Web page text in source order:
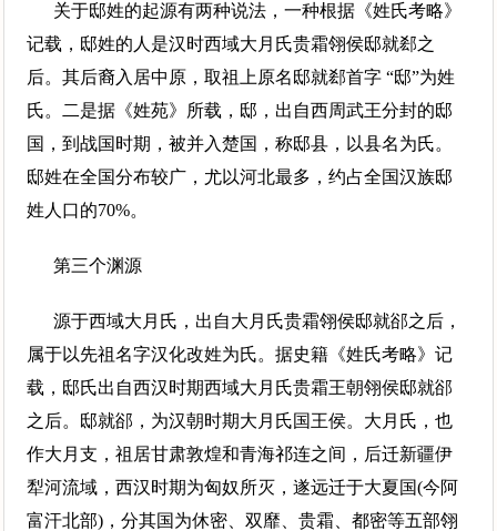
关于邸姓的起源有两种说法，一种根据《姓氏考略》
记载，邸姓的人是汉时西域大月氏贵霜翎侯邸就郄之
后。其后裔入居中原，取祖上原名邸就郄首字 “邸”为姓
氏。二是据《姓苑》所载，邸，出自西周武王分封的邸
国，到战国时期，被并入楚国，称邸县，以县名为氏。
邸姓在全国分布较广，尤以河北最多，约占全国汉族邸
姓人口的70%。
第三个渊源
源于西域大月氏，出自大月氏贵霜翎侯邸就郤之后，
属于以先祖名字汉化改姓为氏。据史籍《姓氏考略》记
载，邸氏出自西汉时期西域大月氏贵霜王朝翎侯邸就郤
之后。邸就郤，为汉朝时期大月氏国王侯。大月氏，也
作大月支，祖居甘肃敦煌和青海祁连之间，后迁新疆伊
犁河流域，西汉时期为匈奴所灭，遂远迁于大夏国(今阿
富汗北部)，分其国为休密、双靡、贵霜、都密等五部翎